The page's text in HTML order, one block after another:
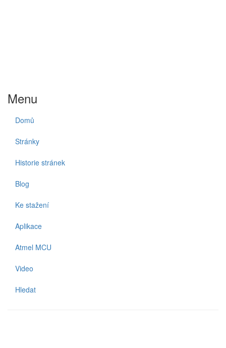
Menu
Domů
Stránky
Historie stránek
Blog
Ke stažení
Aplikace
Atmel MCU
Video
Hledat